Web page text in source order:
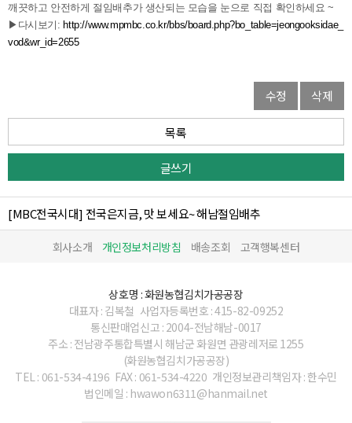
깨끗하고 안전하게 절임배추가 생산되는 모습을 눈으로 직접 확인하세요 ~
▶다시보기: http://www.mpmbc.co.kr/bbs/board.php?bo_table=jeongooksidae_
vod&wr_id=2655
수정 삭제
목록
글쓰기
[MBC전국시대] 전국은지금, 맛 보세요~ 해남절임배추
회사소개 개인정보처리방침 배송조회 고객행복센터
상호명 : 화원농협김치가공공장
대표자 : 김복철 사업자등록번호 : 415-82-09252
통신판매업신고 : 2004-전남해남-0017
주소 : 전남광주통합특별시 해남군 화원면 관광레저로 1255
(화원농협김치가공공장)
TEL : 061-534-4196 FAX : 061-534-4220 개인정보관리책임자 : 한수민
법인메일 : hwawon6311@hanmail.net